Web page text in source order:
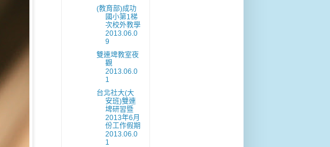
(教育部)成功
國小第1梯
次校外教學
2013.06.0
9
雙連埤教室夜
觀
2013.06.0
1
台北社大(大
安班)雙連
埤研習暨
2013年6月
份工作假期
2013.06.0
1